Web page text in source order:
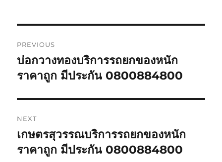
navigation
PREVIOUS
Previous
post:
บ่อกวางทองบริการรถยกของหนัก
ราคาถูก มีประกัน 0800884800
NEXT
Next
post:
เกษตรสุวรรณบริการรถยกของหนัก
ราคาถูก มีประกัน 0800884800